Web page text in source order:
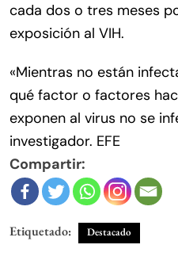
cada dos o tres meses
exposición al VIH.
«Mientras no están
qué factor o factores
exponen al virus no se
investigador. EFE
Compartir:
Etiquetado: Destacado